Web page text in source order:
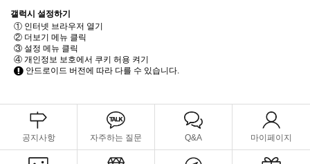
갤럭시 설정하기
① 인터넷 브라우저 열기
② 더보기 메뉴 클릭
③ 설정 메뉴 클릭
④ 개인정보 보호에서 쿠키 허용 켜기
안드로이드 버전에 따라 다를 수 있습니다.
공지사항 자주하는 질문 Q&A 마이페이지